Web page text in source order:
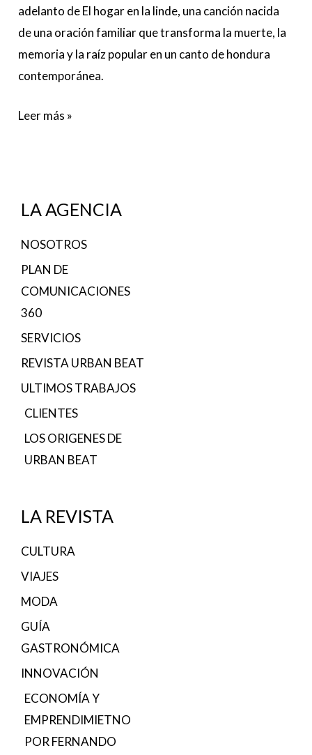
adelanto de El hogar en la linde, una canción nacida
de una oración familiar que transforma la muerte, la
memoria y la raíz popular en un canto de hondura
contemporánea.
Leer más »
LA AGENCIA
NOSOTROS
PLAN DE
COMUNICACIONES
360
SERVICIOS
REVISTA URBAN BEAT
ULTIMOS TRABAJOS
CLIENTES
LOS ORIGENES DE
URBAN BEAT
LA REVISTA
CULTURA
VIAJES
MODA
GUÍA
GASTRONÓMICA
INNOVACIÓN
ECONOMÍA Y
EMPRENDIMIETNO
POR FERNANDO